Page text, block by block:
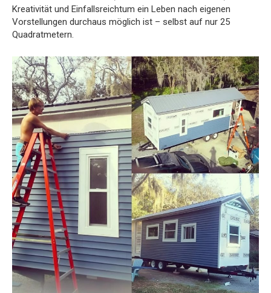
Kreativität und Einfallsreichtum ein Leben nach eigenen
Vorstellungen durchaus möglich ist – selbst auf nur 25
Quadratmetern.